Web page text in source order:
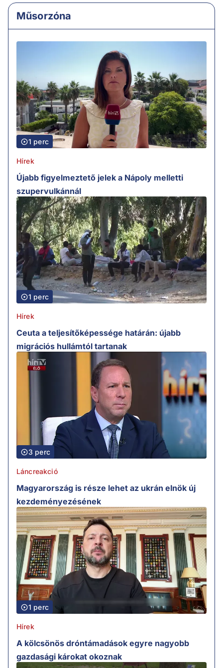
Műsorzóna
1 perc
Hírek
Újabb figyelmeztető jelek a Nápoly melletti
szupervulkánnál
1 perc
Hírek
Ceuta a teljesítőképessége határán: újabb
migrációs hullámtól tartanak
3 perc
Láncreakció
Magyarország is része lehet az ukrán elnök új
kezdeményezésének
1 perc
Hírek
A kölcsönös dróntámadások egyre nagyobb
gazdasági károkat okoznak